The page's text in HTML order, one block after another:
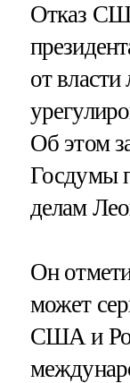
Отказ
от
Об этом
Госдумы
делам
Он
может
США и